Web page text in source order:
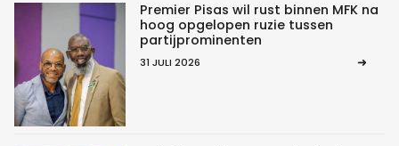
Premier Pisas wil rust binnen MFK na
hoog opgelopen ruzie tussen
partijprominenten
31 JULI 2026